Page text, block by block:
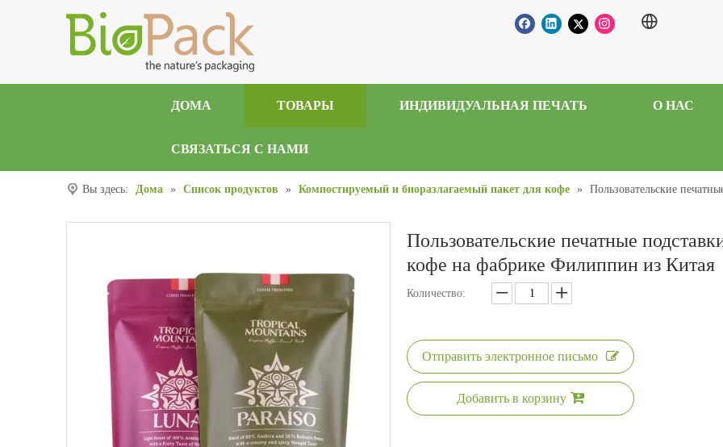
ДОМА ТОВАРЫ ИНДИВИДУАЛЬНАЯ ПЕЧАТЬ О НАС
СВЯЗАТЬСЯ С НАМИ
Вы здесь: Дома » Список продуктов » Компостируемый и биоразлагаемый пакет для кофе » Пользовательские
Пользовательские печатные
кофе на фабрике Филиппин из Китая
Количество:
Отправить электронное письмо
Добавить в корзину